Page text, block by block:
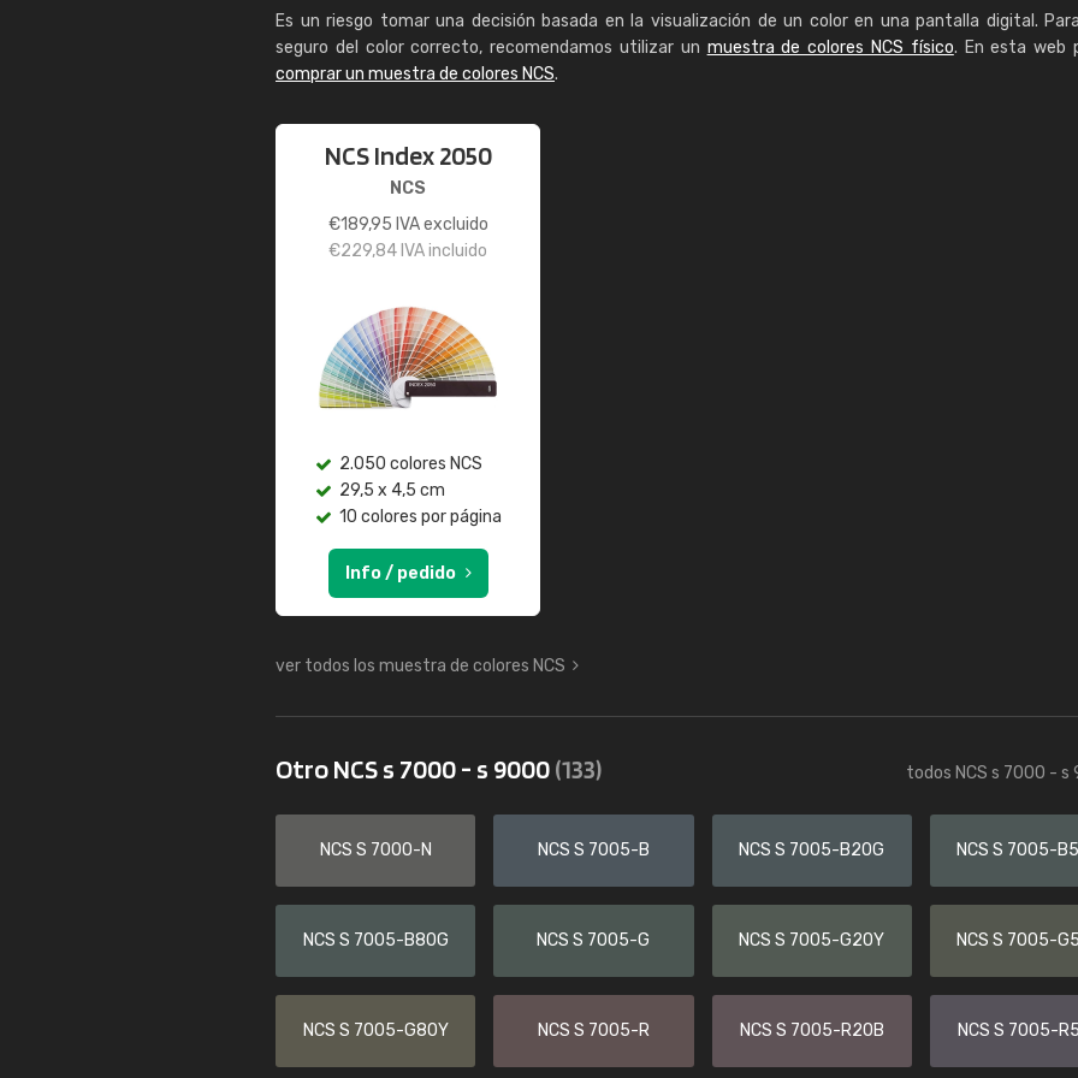
Es un riesgo tomar una decisión basada en la visualización de un color en una pantalla digital.
seguro del color correcto, recomendamos utilizar un muestra de colores NCS físico. En esta web
comprar un muestra de colores NCS.
NCS Index 2050
NCS
€189,95 IVA excluido
€229,84 IVA incluido
2.050 colores NCS
29,5 x 4,5 cm
10 colores por página
Info / pedido
ver todos los muestra de colores NCS
Otro NCS s 7000 - s 9000(133) todos NCS s 7000 - s
NCS S 7000-N NCS S 7005-B NCS S 7005-B20G NCS S 7005-
NCS S 7005-B80G NCS S 7005-G NCS S 7005-G20Y NCS S 7005-
NCS S 7005-G80Y NCS S 7005-R NCS S 7005-R20B NCS S 7005-